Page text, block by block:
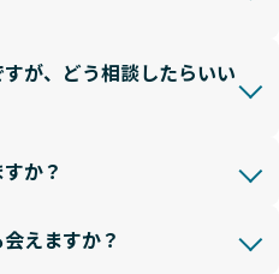
が、どう相談したらいい
か？
えますか？